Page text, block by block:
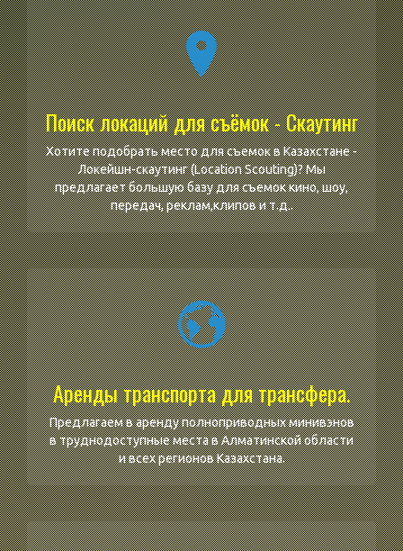
Поиск локаций для съёмок - Скаутинг
Хотите подобрать место для съемок в Казахстане -
Локейшн-скаутинг (Location Scouting)? Мы
предлагает большую базу для съемок кино, шоу,
передач, реклам,клипов и т.д..
Аренды транспорта для трансфера.
Предлагаем в аренду полноприводных минивэнов
в труднодоступные места в Алматинской области
и всех регионов Казахстана.